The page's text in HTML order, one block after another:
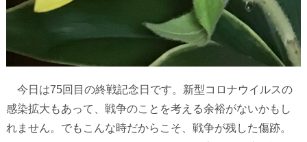
今日は75回目の終戦記念日です。新型コロナウイルスの
感染拡大もあって、戦争のことを考える余裕がないかもし
れません。でもこんな時だからこそ、戦争が残した傷跡。